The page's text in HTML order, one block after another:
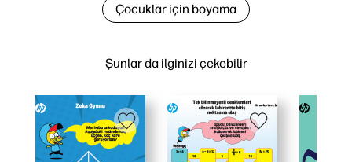
Şunlar da ilginizi çekebilir
Çocuklar için boyama